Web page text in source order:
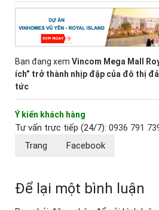
Bạn đang xem Vincom Mega Mall
ích” trở thành nhịp đập của đô thị
tức
Ý kiến khách hàng
Tư vấn trực tiếp (24/7): 0936 791
Trang
Facebook
Để lại một bình luận